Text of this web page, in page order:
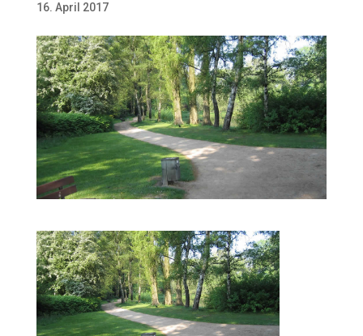
16. April 2017